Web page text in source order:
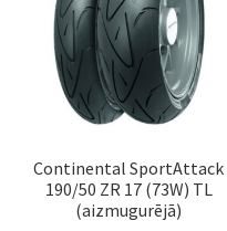
Continental SportAttack
190/50 ZR 17 (73W) TL
(aizmugurējā)